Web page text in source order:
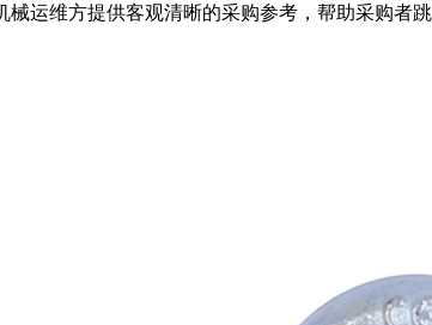
运维方提供客观清晰的采购参考，帮助采购